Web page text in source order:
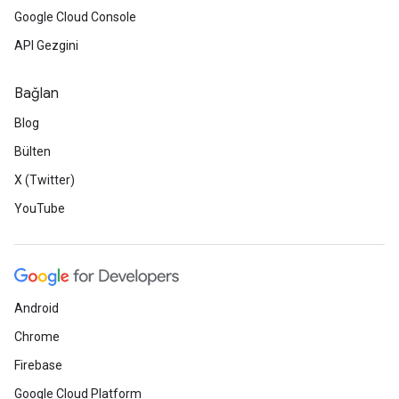
Google Cloud Console
API Gezgini
Bağlan
Blog
Bülten
X (Twitter)
YouTube
Android
Chrome
Firebase
Google Cloud Platform